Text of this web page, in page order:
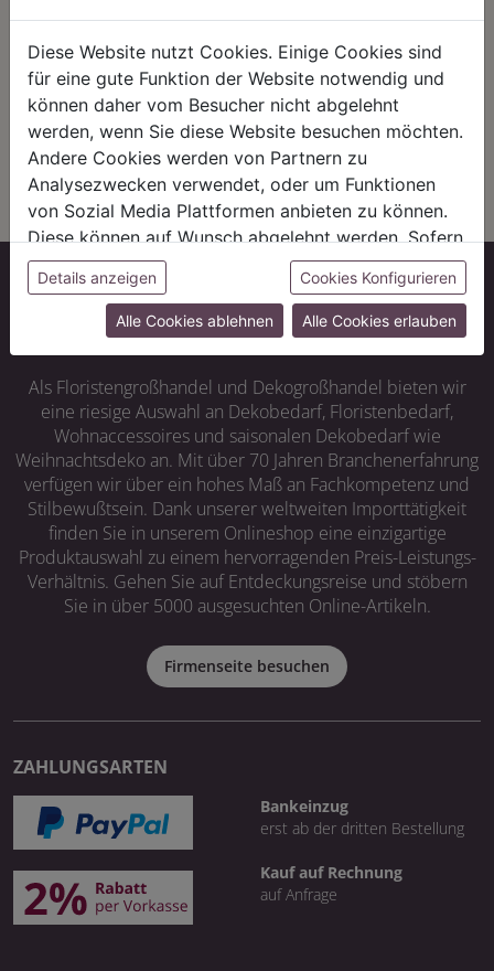
Pflanzenproduktion setzen wir auf
unsere Region. Kurze Wege und
eine starke Wirtschaft in Bayern
sind uns wichtig – auch im Handel
arbeiten wir mit regionalen oder
zusammen.
Seit 1972 vertrauen wir auf
alternative Energiequellen wie
Solarenergie und Biogas. Statt der
chemischen Keule kommen bei uns
Nützlinge zum Einsatz – wie in der
Mehr als ein Onlineshop
Als Floristengroßhandel und Dekogroßhandel bieten wir
eine riesige Auswahl an Dekobedarf, Floristenbedarf,
Wohnaccessoires und saisonalen Dekobedarf wie
Weihnachtsdeko an. Mit über 70 Jahren Branchenerfahrung
verfügen wir über ein hohes Maß an Fachkompetenz und
Stilbewußtsein. Dank unserer weltweiten Importtätigkeit
finden Sie in unserem Onlineshop eine einzigartige
Produktauswahl zu einem hervorragenden Preis-Leistungs-
Verhältnis. Gehen Sie auf Entdeckungsreise und stöbern
Sie in über 5000 ausgesuchten Online-Artikeln.
Firmenseite besuchen
ZAHLUNGSARTEN
Bankeinzug
erst ab der dritten Bestellung
Kauf auf Rechnung
auf Anfrage
Diese Website nutzt Cookies. Einige Cookies sind
für eine gute Funktion der Website notwendig und
können daher vom Besucher nicht abgelehnt
werden, wenn Sie diese Website besuchen möchten.
Andere Cookies werden von Partnern zu
Analysezwecken verwendet, oder um Funktionen
von Sozial Media Plattformen anbieten zu können.
Diese können auf Wunsch abgelehnt werden. Sofern
sie unsere Webseite weiter nutzen, geben Sie
Einwilligung zu unseren Cookies.
Details anzeigen Cookies Konfigurieren
Alle Cookies ablehnen Alle Cookies erlauben